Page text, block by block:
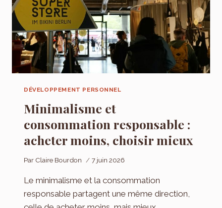
CHEZ
EUX
DÉVELOPPEMENT PERSONNEL
Minimalisme et
consommation responsable :
acheter moins, choisir mieux
Par Claire Bourdon 7 juin 2026
Le minimalisme et la consommation
responsable partagent une même direction,